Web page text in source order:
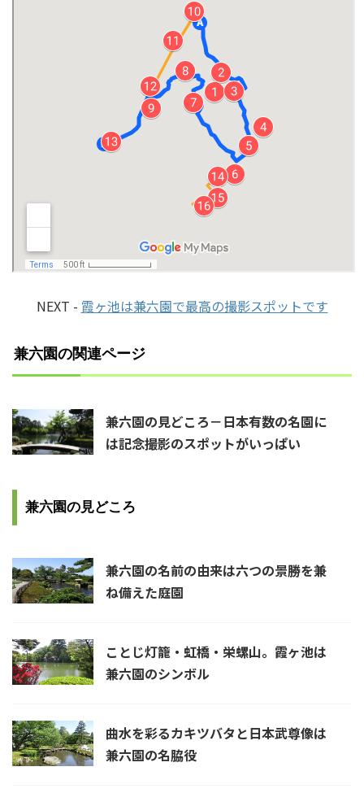
NEXT - 霞ヶ池は兼六園で最高の撮影スポットです
兼六園の関連ページ
兼六園の見どころ－日本有数の名園に
は記念撮影のスポットがいっぱい
兼六園の見どころ
兼六園の名前の由来は六つの景勝を兼
ね備えた庭園
ことじ灯籠・虹橋・栄螺山。霞ヶ池は
兼六園のシンボル
曲水を彩るカキツバタと日本武尊像は
兼六園の名脇役